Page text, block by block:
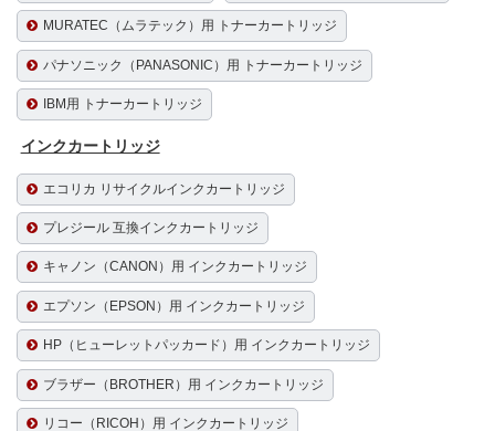
MURATEC（ムラテック）用 トナーカートリッジ
パナソニック（PANASONIC）用 トナーカートリッジ
IBM用 トナーカートリッジ
インクカートリッジ
エコリカ リサイクルインクカートリッジ
プレジール 互換インクカートリッジ
キャノン（CANON）用 インクカートリッジ
エプソン（EPSON）用 インクカートリッジ
HP（ヒューレットパッカード）用 インクカートリッジ
ブラザー（BROTHER）用 インクカートリッジ
リコー（RICOH）用 インクカートリッジ